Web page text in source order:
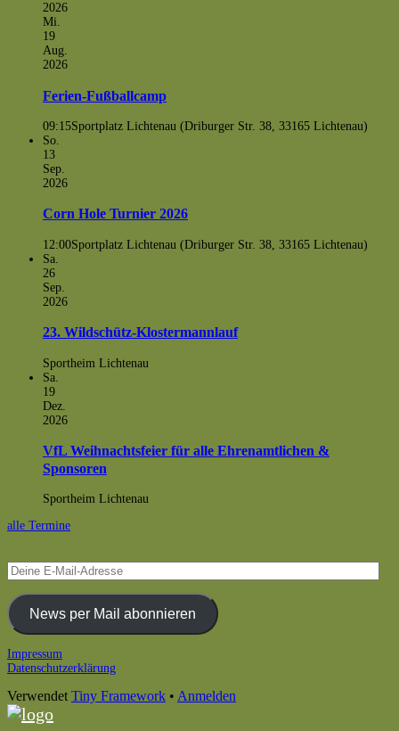
2026
Mi.
19
Aug.
2026
Ferien-Fußballcamp
09:15Sportplatz Lichtenau (Driburger Str. 38, 33165 Lichtenau)
So.
13
Sep.
2026
Corn Hole Turnier 2026
12:00Sportplatz Lichtenau (Driburger Str. 38, 33165 Lichtenau)
Sa.
26
Sep.
2026
23. Wildschütz-Klostermannlauf
Sportheim Lichtenau
Sa.
19
Dez.
2026
VfL Weihnachtsfeier für alle Ehrenamtlichen &
Sponsoren
Sportheim Lichtenau
alle Termine
Deine
E-
Mail-
AdresseNews per Mail abonnieren
Footer
Impressum
Datenschutzerklärung
Verwendet Tiny Framework • Anmelden